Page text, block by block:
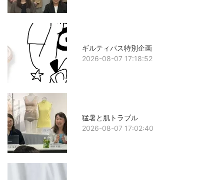
ギルティパス特別企画
2026-08-07 17:18:52
猛暑と肌トラブル
2026-08-07 17:02:40